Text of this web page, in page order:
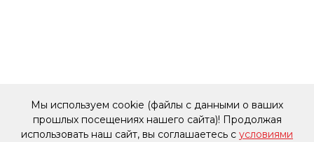
Мы используем cookie (файлы с данными о ваших
прошлых посещениях нашего сайта)! Продолжая
использовать наш сайт, вы соглашаетесь с условиями